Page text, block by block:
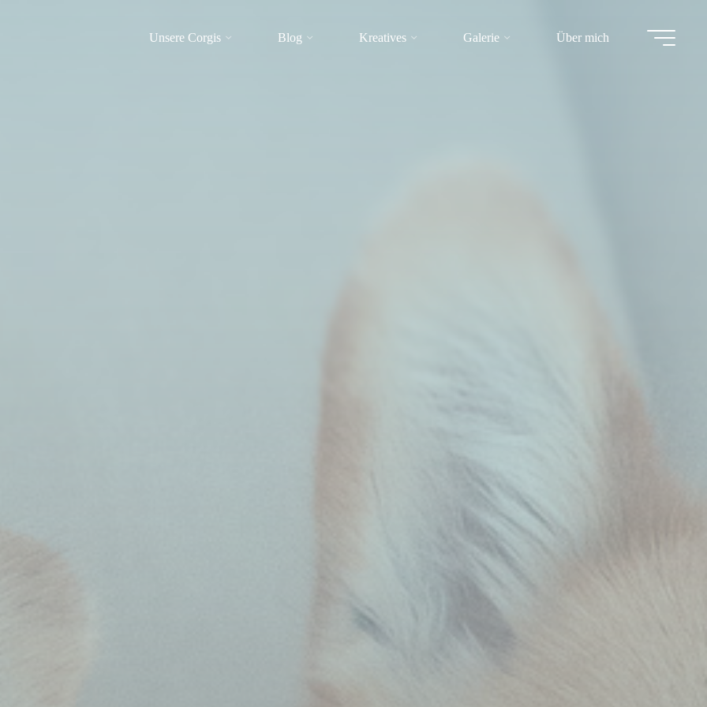
Unsere Corgis Blog Kreatives Galerie Über mich